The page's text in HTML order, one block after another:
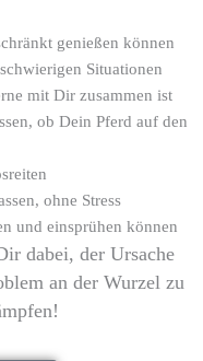
genießen können
Situationen
mit Dir zusammen ist
ob Dein Pferd auf den
ohne Stress
und einsprühen können
dabei, der Ursache
an der Wurzel zu